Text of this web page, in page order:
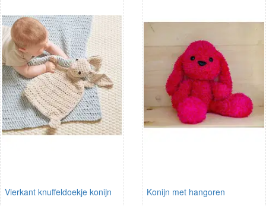
Vierkant knuffeldoekje konijn Konijn met hangoren